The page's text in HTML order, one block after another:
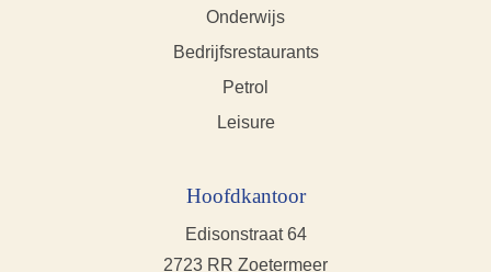
Onderwijs
Bedrijfsrestaurants
Petrol
Leisure
Hoofdkantoor
Edisonstraat 64
2723 RR Zoetermeer